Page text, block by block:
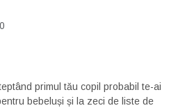
primul tău copil probabil te-ai
bebeluși și la zeci de liste de